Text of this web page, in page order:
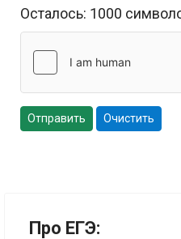
Осталось: 1000
Отправить Очистить
Про ЕГЭ: